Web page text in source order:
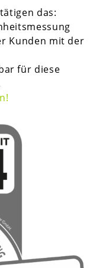
das:
Kunden mit der
für diese